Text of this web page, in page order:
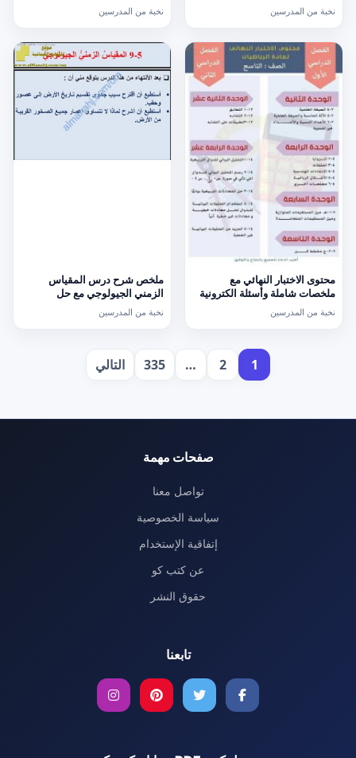
نخبة من المدرسين
نخبة من المدرسين
محتوى الاختبار النهائي مع
ملخصات شاملة وأسئلة الكترونية
امتحانية (رياضيات) التاسع
نخبة من المدرسين
ملخص شرح درس المقياس
الزمني الجيولوجي مع حل
الأنشطة (علوم) السابع
نخبة من المدرسين
1
2
…
335 التالي
صفحات مهمة
تواصل معنا
سياسة الخصوصية
إتفاقية الإستخدام
عن كتب كو
حقوق النشر
تابعنا